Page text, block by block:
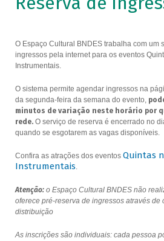
O Espaço Cultural BNDES trabalha com um
ingressos pela internet para os eventos
Instrumentais.
O sistema permite agendar ingressos na
da segunda-feira da semana do evento,
minutos de variação neste horário por
rede.O serviço de reserva é encerrado no
quando se esgotarem as vagas disponíveis.
Confira as atrações dos eventos Quintas
Instrumentais.
Atenção:o Espaço Cultural BNDES não
oferece pré-reserva de ingressos através de
distribuição
As inscrições são individuais: cada pessoa